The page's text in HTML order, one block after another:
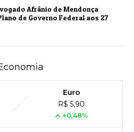
Afrânio de Mendonça
de Governo Federal aos 27
Euro
R$ 5,90
+0,48%